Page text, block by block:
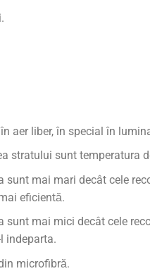
aer liber, în special în
stratului sunt temperatura
mai mari decât cele
eficientă.
sunt mai mici decât cele
indeparta.
microfibră.